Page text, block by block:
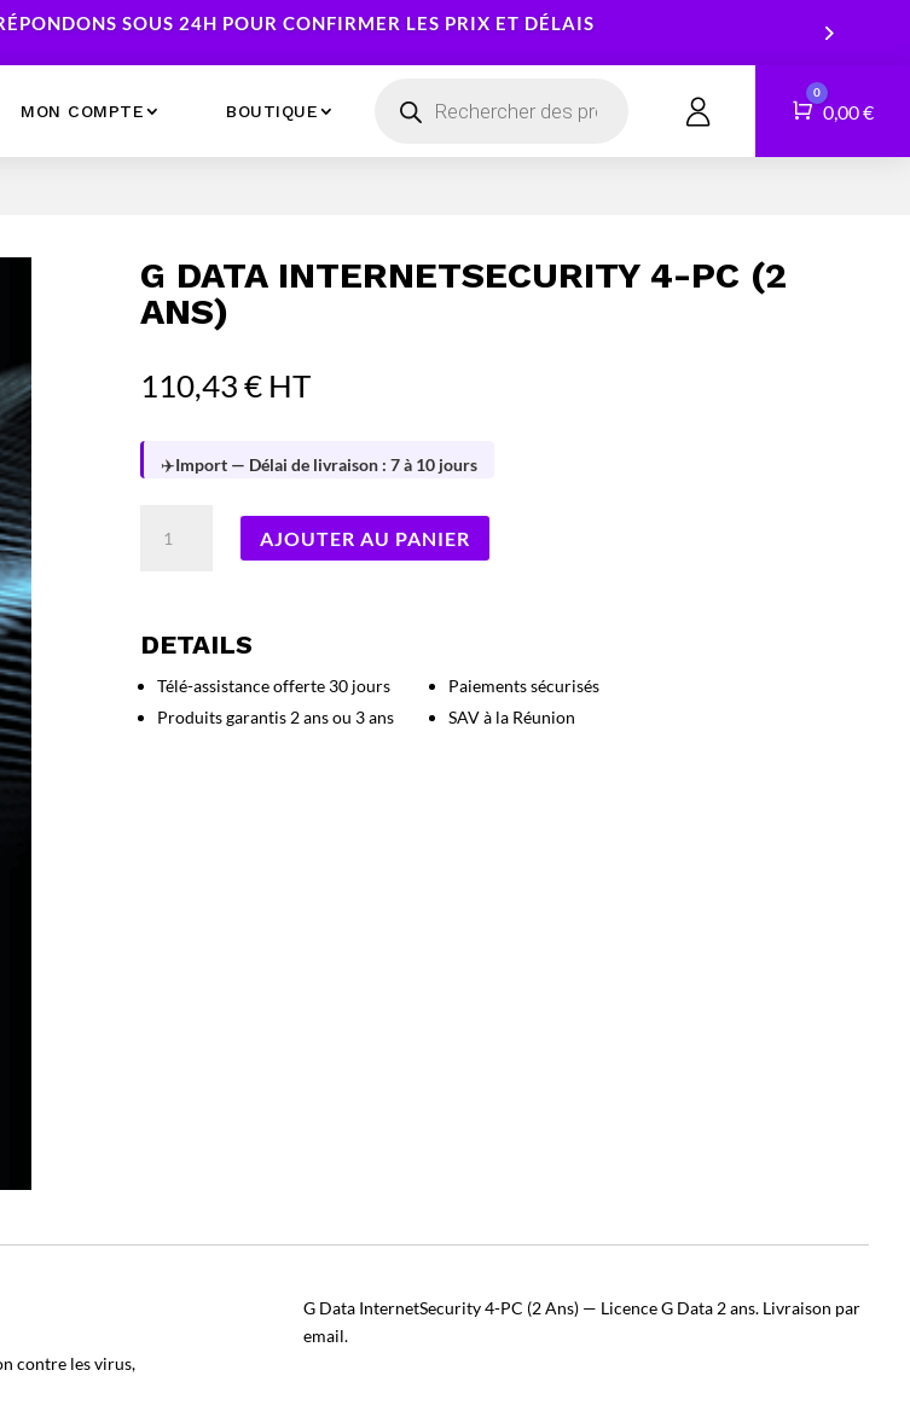
SOUS 24H POUR CONFIRMER LES PRIX ET DÉLAIS
MON COMPTE BOUTIQUE CONTACT
produits
Panier
0
0,00€
G DATA INTERNETSECURITY 4-PC (2
ANS)
110,43€ HT
✈️Import — Délai de livraison : 7 à 10 jours
4-
PC
(2
AJOUTER AU PANIER
DETAILS
Télé-assistance offerte 30 jours
Produits garantis 2 ans ou 3 ans
Paiements sécurisés
SAV à la Réunion
contre les virus,
G Data InternetSecurity 4-PC (2 Ans) — Licence G Data 2 ans. Livraison par
email.
Caméras & Sécurité
Réseau
Onduleurs
Tablettes
Services